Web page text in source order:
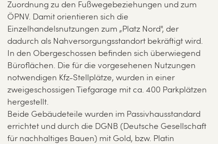
Zuordnung zu den Fußwegebeziehungen und zum
ÖPNV. Damit orientieren sich die
Einzelhandelsnutzungen zum „Platz Nord", der
dadurch als Nahversorgungsstandort bekräftigt wird.
In den Obergeschossen befinden sich überwiegend
Büroflächen. Die für die vorgesehenen Nutzungen
notwendigen Kfz-Stellplätze, wurden in einer
zweigeschossigen Tiefgarage mit ca. 400 Parkplätzen
hergestellt.
Beide Gebäudeteile wurden im Passivhausstandard
errichtet und durch die DGNB (Deutsche Gesellschaft
für nachhaltiges Bauen) mit Gold, bzw. Platin